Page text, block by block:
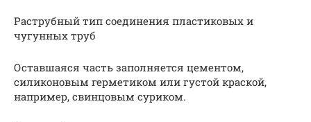
Раструбный тип соединения пластиковых и
чугунных труб
Оставшаяся часть заполняется цементом,
силиконовым герметиком или густой краской,
например, свинцовым суриком.